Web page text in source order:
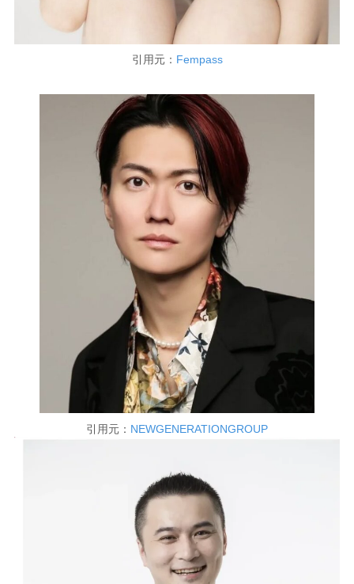
引用元： Fempass
引用元： NEWGENERATIONGROUP